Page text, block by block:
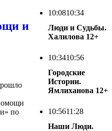
и
по
10:0810:34
Люди и Судьбы.
Халилова 12+
10:3410:56
Городские
Истории.
Ямлиханова 12+
10:5611:28
Наши Люди.